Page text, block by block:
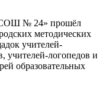
№ 24» прошёл
методических
учителей-
учителей-логопедов и
образовательных